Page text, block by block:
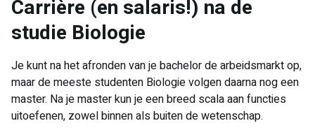
​Carrière (en salaris!) na de
studie Biologie
Je kunt na het afronden van je bachelor de arbeidsmarkt op,
maar de meeste studenten Biologie volgen daarna nog een
master. Na je master kun je een breed scala aan functies
uitoefenen, zowel binnen als buiten de wetenschap.